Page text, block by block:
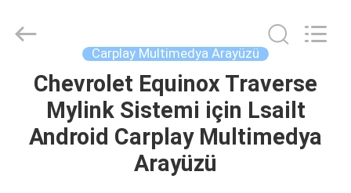
ÜRÜN:%
Electron
Co.,Ltd.
Carplay Multimedya Arayüzü
Chevrolet Equinox Traverse
Mylink Sistemi için Lsailt
Android Carplay Multimedya
Arayüzü